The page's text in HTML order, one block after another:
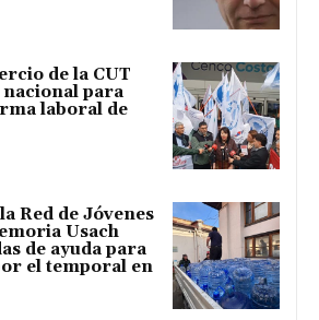
de la CUT
nacional para
laboral de
Red de Jóvenes
Usach
de ayuda para
el temporal en